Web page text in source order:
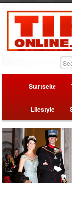
Startseite
Lifestyle